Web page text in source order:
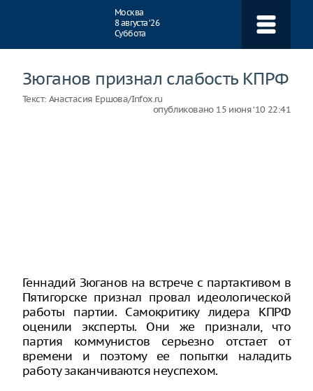
Москва
8 августа ‘26
Суббота
Зюганов признал слабость КПРФ
Текст: Анастасия Ершова/Infox.ru
опубликовано 15 июня ‘10 22:41
Геннадий Зюганов на встрече с партактивом в
Пятигорске признал провал идеологической
работы партии. Самокритику лидера КПРФ
оценили эксперты. Они же признали, что
партия коммунистов серьезно отстает от
времени и поэтому ее попытки наладить
работу заканчиваются неуспехом.